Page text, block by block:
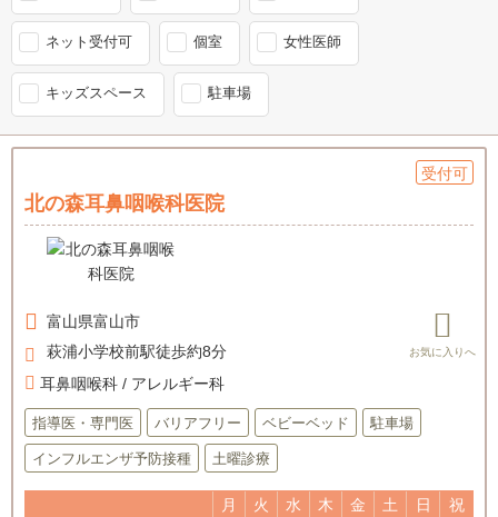
ネット受付可 個室 女性医師
キッズスペース 駐車場
受付可
北の森耳鼻咽喉科医院
富山県富山市
萩浦小学校前駅徒歩約8分
耳鼻咽喉科 / アレルギー科
指導医・専門医 バリアフリー ベビーベッド 駐車場
インフルエンザ予防接種 土曜診療
月 火 水 木 金 土 日
祝